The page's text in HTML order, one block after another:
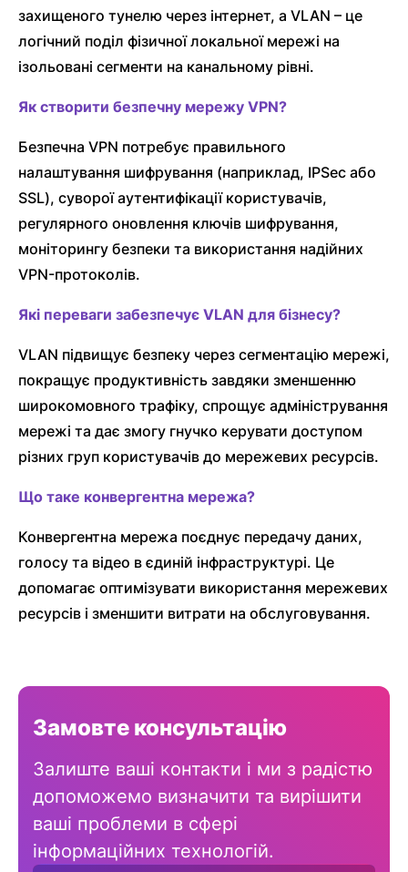
захищеного тунелю через інтернет, а VLAN – це
логічний поділ фізичної локальної мережі на
ізольовані сегменти на канальному рівні.
Як створити безпечну мережу VPN?
Безпечна VPN потребує правильного
налаштування шифрування (наприклад, IPSec або
SSL), суворої аутентифікації користувачів,
регулярного оновлення ключів шифрування,
моніторингу безпеки та використання надійних
VPN-протоколів.
Які переваги забезпечує VLAN для бізнесу?
VLAN підвищує безпеку через сегментацію мережі,
покращує продуктивність завдяки зменшенню
широкомовного трафіку, спрощує адміністрування
мережі та дає змогу гнучко керувати доступом
різних груп користувачів до мережевих ресурсів.
Що таке конвергентна мережа?
Конвергентна мережа поєднує передачу даних,
голосу та відео в єдиній інфраструктурі. Це
допомагає оптимізувати використання мережевих
ресурсів і зменшити витрати на обслуговування.
Замовте консультацію
Залиште ваші контакти і ми з радістю
допоможемо визначити та вирішити
ваші проблеми в сфері
інформаційних технологій.